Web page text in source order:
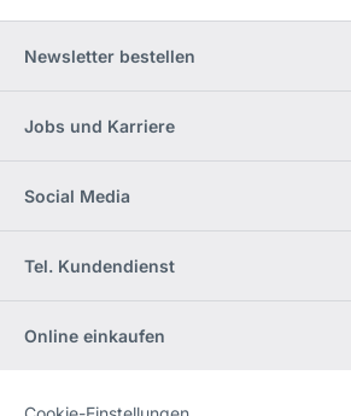
Newsletter bestellen
Jobs und Karriere
Social Media
Tel. Kundendienst
Online einkaufen